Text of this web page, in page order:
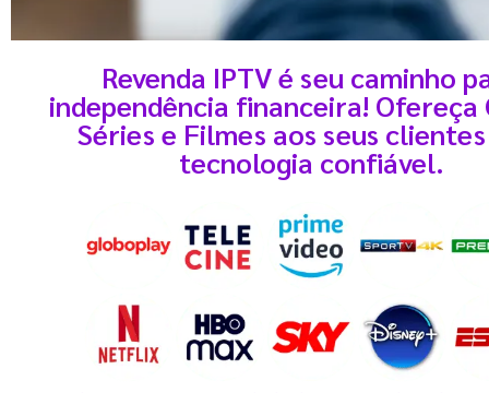
Libere seu
Aproveite a
Revenda IPTV é seu caminho
independência financeira! Ofereça
Séries e Filmes aos seus
tecnologia confiável.